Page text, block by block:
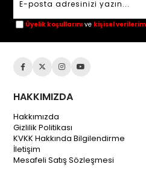
Üyelik koşullarını ve kişisel
HAKKIMIZDA
Hakkımızda
Gizlilik Politikası
KVKK Hakkında Bilgilendirme
İletişim
Mesafeli Satış Sözleşmesi